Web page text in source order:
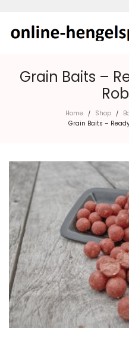
Grain Baits –
Home / Shop /
Grain Baits –